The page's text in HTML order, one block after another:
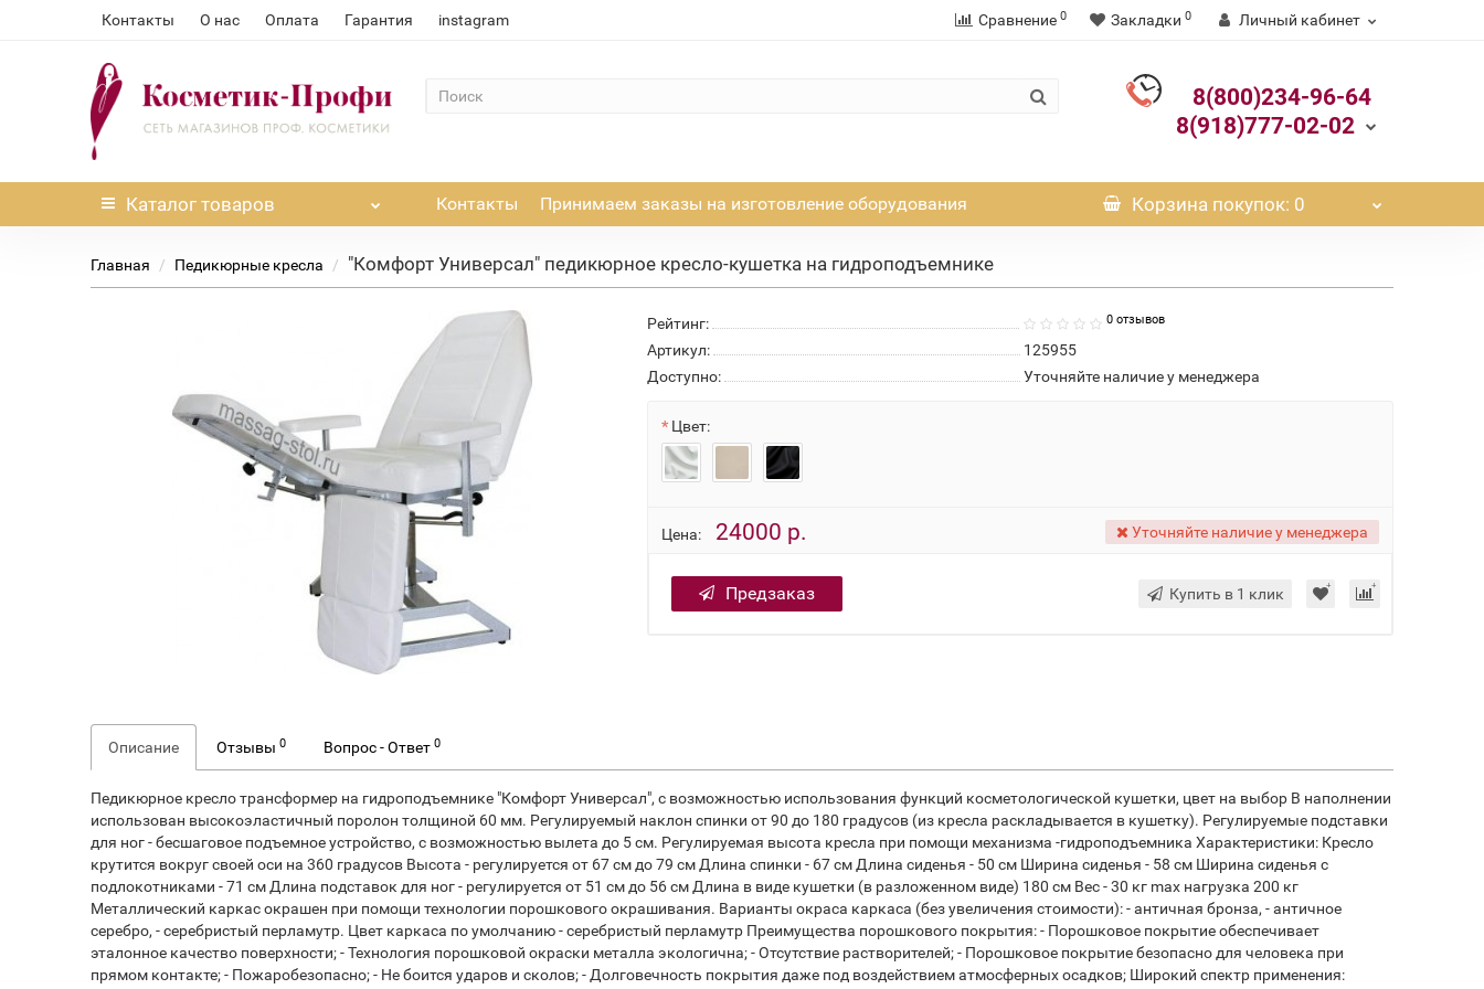
Контакты О нас Оплата Гарантия instagram Сравнение 0 Закладки 0 Личный кабинет
8(800)234-96-64
8(918)777-02-02
Каталог товаров Контакты Принимаем заказы на изготовление оборудования Корзина покупок: 0
Главная Педикюрные кресла "Комфорт Универсал" педикюрное кресло-кушетка на гидроподъемнике
Рейтинг: 0 отзывов
Артикул:
125955
Доступно:
Уточняйте наличие у менеджера
Цвет:
Цена: 24000 р. Уточняйте наличие у менеджера
Предзаказ Купить в 1 клик
Описание Отзывы0 Вопрос - Ответ0
Педикюрное кресло трансформер на гидроподъемнике "Комфорт Универсал", с возможностью использования функций косметологической кушетки, цвет на выбор В наполнении
использован высокоэластичный поролон толщиной 60 мм. Регулируемый наклон спинки от 90 до 180 градусов (из кресла раскладывается в кушетку). Регулируемые подставки
для ног - бесшаговое подъемное устройство, с возможностью вылета до 5 см. Регулируемая высота кресла при помощи механизма -гидроподъемника Характеристики: Кресло
крутится вокруг своей оси на 360 градусов Высота - регулируется от 67 см до 79 см Длина спинки - 67 см Длина сиденья - 50 см Ширина сиденья - 58 см Ширина сиденья с
подлокотниками - 71 см Длина подставок для ног - регулируется от 51 см до 56 см Длина в виде кушетки (в разложенном виде) 180 см Вес - 30 кг max нагрузка 200 кг
Металлический каркас окрашен при помощи технологии порошкового окрашивания. Варианты окраса каркаса (без увеличения стоимости): - античная бронза, - античное
серебро, - серебристый перламутр. Цвет каркаса по умолчанию - серебристый перламутр Преимущества порошкового покрытия: - Порошковое покрытие обеспечивает
эталонное качество поверхности; - Технология порошковой окраски металла экологична; - Отсутствие растворителей; - Порошковое покрытие безопасно для человека при
прямом контакте; - Пожаробезопасно; - Не боится ударов и сколов; - Долговечность покрытия даже под воздействием атмосферных осадков; Широкий спектр применения: